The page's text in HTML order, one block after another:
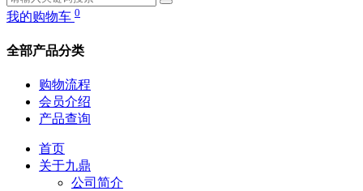
我的购物车 0
全部产品分类
购物流程
会员介绍
产品查询
首页
关于九鼎
公司简介